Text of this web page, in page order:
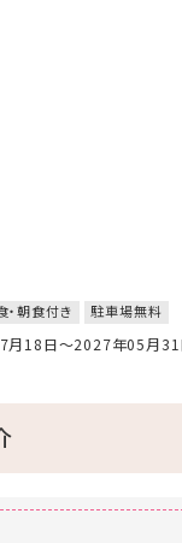
・朝食付き 駐車場無料
月18日～2027年05月